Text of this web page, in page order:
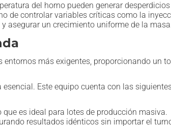
del horno pueden generar
de controlar variables críticas como la
asegurar un crecimiento uniforme de la
entornos más exigentes, proporcionando un
Este equipo cuenta con las
es ideal para lotes de producción masiva.
resultados idénticos sin importar el